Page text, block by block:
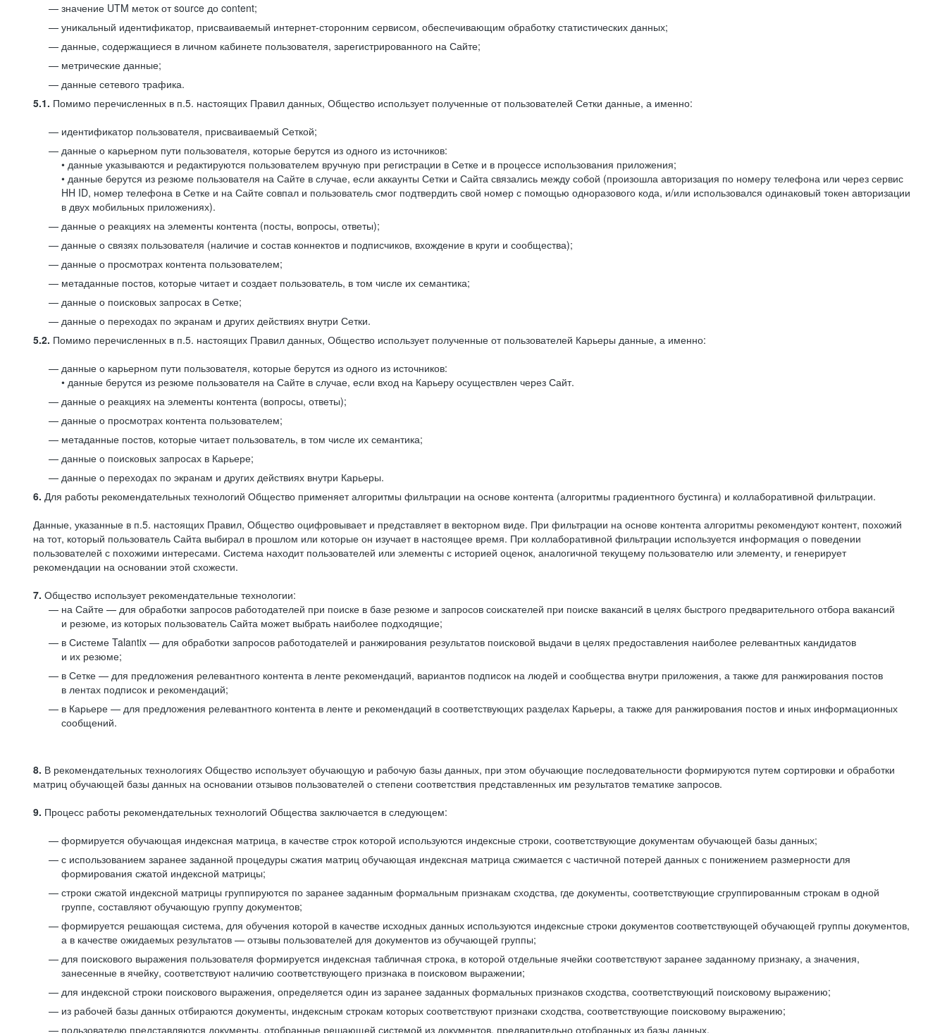
значение UTM меток от source до content;
уникальный идентификатор, присваиваемый интернет-сторонним сервисом, обеспечивающим обработку статистических данных;
данные, содержащиеся в личном кабинете пользователя, зарегистрированного на Сайте;
метрические данные;
данные сетевого трафика.
5.1. Помимо перечисленных в п.5. настоящих Правил данных, Общество использует полученные от пользователей Сетки данные, а именно:
идентификатор пользователя, присваиваемый Сеткой;
данные о карьерном пути пользователя, которые берутся из одного из источников:
• данные указываются и редактируются пользователем вручную при регистрации в Сетке и в процессе использования приложения;
• данные берутся из резюме пользователя на Сайте в случае, если аккаунты Сетки и Сайта связались между собой (произошла авторизация по номеру телефона или через сервис
HH ID, номер телефона в Сетке и на Сайте совпал и пользователь смог подтвердить свой номер с помощью одноразового кода, и/или использовался одинаковый токен авторизации
в двух мобильных приложениях).
данные о реакциях на элементы контента (посты, вопросы, ответы);
данные о связях пользователя (наличие и состав коннектов и подписчиков, вхождение в круги и сообщества);
данные о просмотрах контента пользователем;
метаданные постов, которые читает и создает пользователь, в том числе их семантика;
данные о поисковых запросах в Сетке;
данные о переходах по экранам и других действиях внутри Сетки.
5.2. Помимо перечисленных в п.5. настоящих Правил данных, Общество использует полученные от пользователей Карьеры данные, а именно:
данные о карьерном пути пользователя, которые берутся из одного из источников:
• данные берутся из резюме пользователя на Сайте в случае, если вход на Карьеру осуществлен через Сайт.
данные о реакциях на элементы контента (вопросы, ответы);
данные о просмотрах контента пользователем;
метаданные постов, которые читает пользователь, в том числе их семантика;
данные о поисковых запросах в Карьере;
данные о переходах по экранам и других действиях внутри Карьеры.
6. Для работы рекомендательных технологий Общество применяет алгоритмы фильтрации на основе контента (алгоритмы градиентного бустинга) и коллаборативной фильтрации.
Данные, указанные в п.5. настоящих Правил, Общество оцифровывает и представляет в векторном виде. При фильтрации на основе контента алгоритмы рекомендуют контент, похожий
на тот, который пользователь Сайта выбирал в прошлом или которые он изучает в настоящее время. При коллаборативной фильтрации используется информация о поведении
пользователей с похожими интересами. Система находит пользователей или элементы с историей оценок, аналогичной текущему пользователю или элементу, и генерирует
рекомендации на основании этой схожести.
7. Общество использует рекомендательные технологии:
на Сайте — для обработки запросов работодателей при поиске в базе резюме и запросов соискателей при поиске вакансий в целях быстрого предварительного отбора вакансий
и резюме, из которых пользователь Сайта может выбрать наиболее подходящие;
в Системе Talantix — для обработки запросов работодателей и ранжирования результатов поисковой выдачи в целях предоставления наиболее релевантных кандидатов
и их резюме;
в Сетке — для предложения релевантного контента в ленте рекомендаций, вариантов подписок на людей и сообщества внутри приложения, а также для ранжирования постов
в лентах подписок и рекомендаций;
в Карьере — для предложения релевантного контента в ленте и рекомендаций в соответствующих разделах Карьеры, а также для ранжирования постов и иных информационных
сообщений.
8. В рекомендательных технологиях Общество использует обучающую и рабочую базы данных, при этом обучающие последовательности формируются путем сортировки и обработки
матриц обучающей базы данных на основании отзывов пользователей о степени соответствия представленных им результатов тематике запросов.
9. Процесс работы рекомендательных технологий Общества заключается в следующем:
формируется обучающая индексная матрица, в качестве строк которой используются индексные строки, соответствующие документам обучающей базы данных;
с использованием заранее заданной процедуры сжатия матриц обучающая индексная матрица сжимается с частичной потерей данных с понижением размерности для
формирования сжатой индексной матрицы;
строки сжатой индексной матрицы группируются по заранее заданным формальным признакам сходства, где документы, соответствующие сгруппированным строкам в одной
группе, составляют обучающую группу документов;
формируется решающая система, для обучения которой в качестве исходных данных используются индексные строки документов соответствующей обучающей группы документов,
а в качестве ожидаемых результатов — отзывы пользователей для документов из обучающей группы;
для поискового выражения пользователя формируется индексная табличная строка, в которой отдельные ячейки соответствуют заранее заданному признаку, а значения,
занесенные в ячейку, соответствуют наличию соответствующего признака в поисковом выражении;
для индексной строки поискового выражения, определяется один из заранее заданных формальных признаков сходства, соответствующий поисковому выражению;
из рабочей базы данных отбираются документы, индексным строкам которых соответствуют признаки сходства, соответствующие поисковому выражению;
пользователю представляются документы, отобранные решающей системой из документов, предварительно отобранных из базы данных.